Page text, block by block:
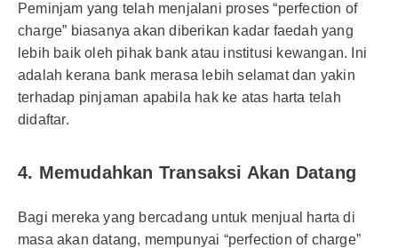
Peminjam yang telah menjalani proses “perfection of
charge” biasanya akan diberikan kadar faedah yang
lebih baik oleh pihak bank atau institusi kewangan. Ini
adalah kerana bank merasa lebih selamat dan yakin
terhadap pinjaman apabila hak ke atas harta telah
didaftar.
4. Memudahkan Transaksi Akan Datang
Bagi mereka yang bercadang untuk menjual harta di
masa akan datang, mempunyai “perfection of charge”